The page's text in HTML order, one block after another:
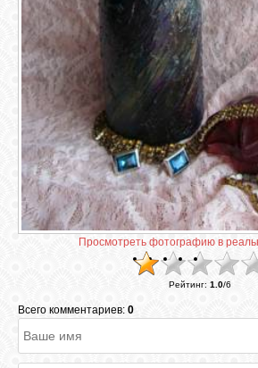
ГАЛЕРЕЯ
ШКОЛА
ДЕКУПАЖА
ОТЗЫВЫ
УЧЕНИКОВ
МАГАЗИН
СВЯЗЬ
Просмотреть фотографию в
Рейтинг: 1.0/6
Всего комментариев: 0